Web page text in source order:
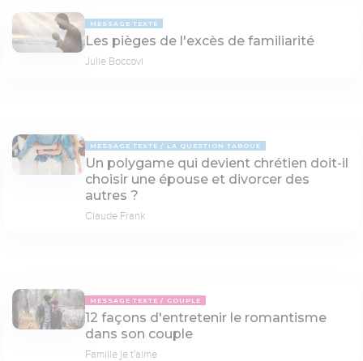
MESSAGE TEXTE
Les pièges de l'excès de familiarité
Julie Boccovi
MESSAGE TEXTE LA QUESTION TABOUE
Un polygame qui devient chrétien doit-il
choisir une épouse et divorcer des
autres ?
Claude Frank
MESSAGE TEXTE COUPLE
12 façons d'entretenir le romantisme
dans son couple
Famille je t'aime